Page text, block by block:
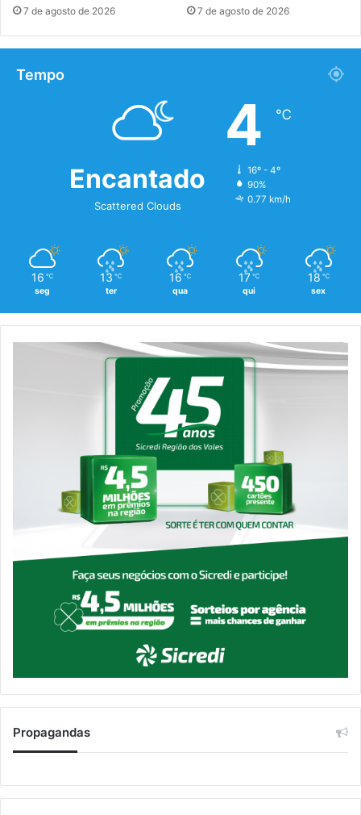
7 de agosto de 2026 7 de agosto de 2026
Tempo
Encantado
Scattered Clouds
4 ℃
16º - 4º
90%
0.77 km/h
16 ℃
seg
13 ℃
ter
16 ℃
qua
17 ℃
qui
18 ℃
sex
Propagandas